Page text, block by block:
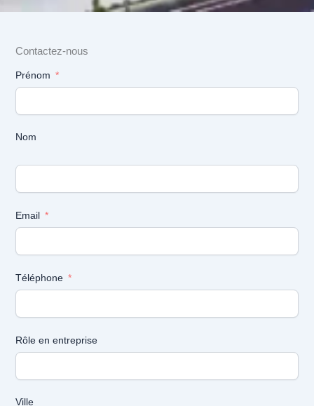
Contactez-nous
Prénom
Nom
Email
Téléphone
Rôle en entreprise
Ville